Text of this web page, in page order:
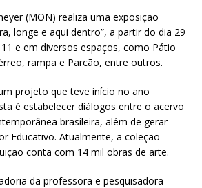
(MON) realiza uma exposição
longe e aqui dentro”, a partir do dia 29
e em diversos espaços, como Pátio
rampa e Parcão, entre outros.
projeto que teve início no ano
é estabelecer diálogos entre o acervo
brasileira, além de gerar
Educativo. Atualmente, a coleção
conta com 14 mil obras de arte.
da professora e pesquisadora